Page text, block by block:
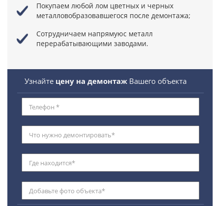
Покупаем любой лом цветных и черных
металловобразовавшегося после демонтажа;
Сотрудничаем напрямуюс металл
перерабатывающими заводами.
Узнайте цену на демонтаж Вашего объекта